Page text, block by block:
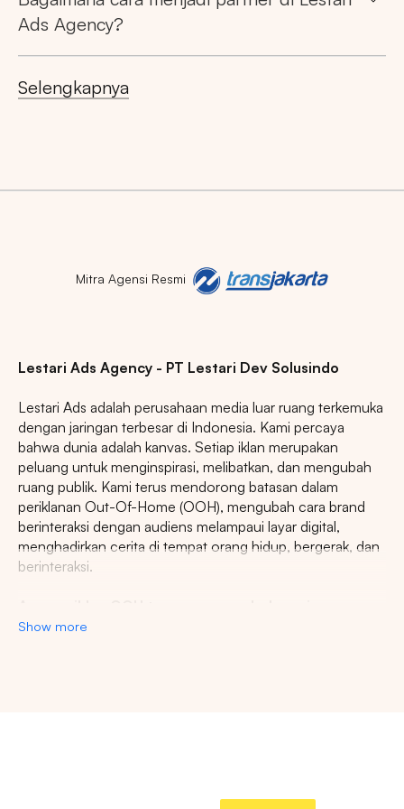
Ads Agency?
Selengkapnya
Mitra Agensi Resmi
Lestari Ads Agency - PT Lestari Dev Solusindo
Lestari Ads adalah perusahaan media luar ruang terkemuka
dengan jaringan terbesar di Indonesia. Kami percaya
bahwa dunia adalah kanvas. Setiap iklan merupakan
peluang untuk menginspirasi, melibatkan, dan mengubah
ruang publik. Kami terus mendorong batasan dalam
periklanan Out-Of-Home (OOH), mengubah cara brand
berinteraksi dengan audiens melampaui layar digital,
menghadirkan cerita di tempat orang hidup, bergerak, dan
berinteraksi.
strategis di kota-kota besar di Indonesia.
Show more